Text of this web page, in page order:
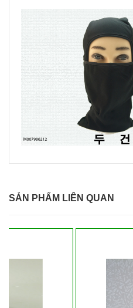
SẢN PHẨM LIÊN QUAN